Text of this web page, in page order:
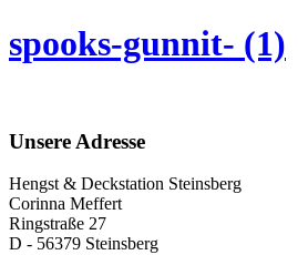
spooks-gunnit- (1)
Unsere Adresse
Hengst & Deckstation Steinsberg
Corinna Meffert
Ringstraße 27
D - 56379 Steinsberg